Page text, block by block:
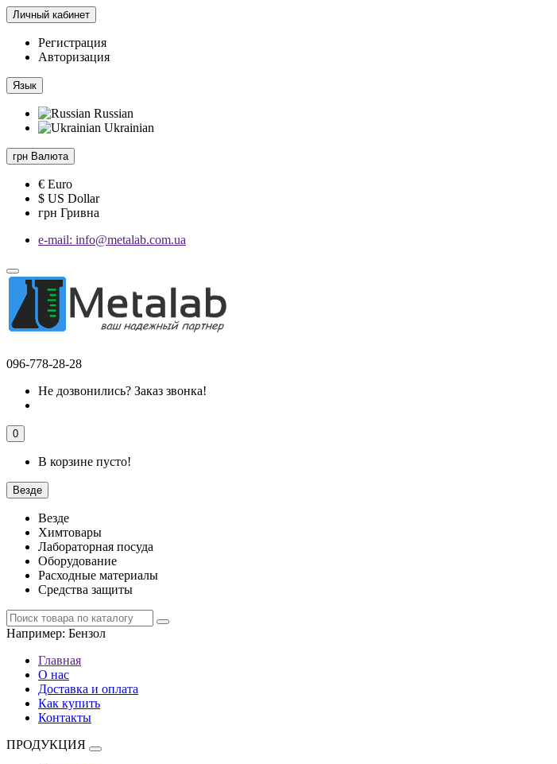
Личный кабинет
Регистрация
Авторизация
Язык
Russian
Ukrainian
грн Валюта
€ Euro
$ US Dollar
грн Гривна
e-mail: info@metalab.com.ua
096-778-28-28
Не дозвонились? Заказ звонка!
0
В корзине пусто!
Везде
Везде
Химтовары
Лабораторная посуда
Оборудование
Расходные материалы
Средства защиты
Например: Бензол
Главная
О нас
Доставка и оплата
Как купить
Контакты
ПРОДУКЦИЯ